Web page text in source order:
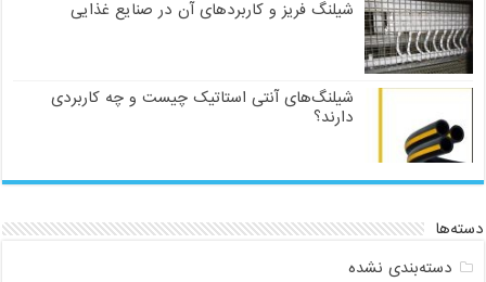
شیلنگ فریز و کاربردهای آن در صنایع غذایی
شیلنگ‌های آنتی استاتیک چیست و چه کاربردی
دارند؟
دسته‌ها
دسته‌بندی نشده